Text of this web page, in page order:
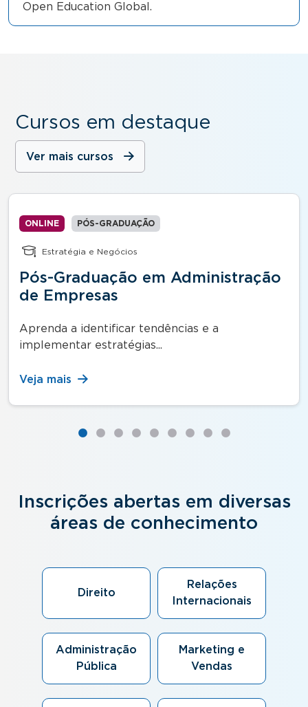
Open Education Global.
Cursos em destaque
Ver mais cursos
ONLINE PÓS-GRADUAÇÃO
Estratégia e Negócios
Pós-Graduação em Administração
de Empresas
Aprenda a identificar tendências e a
implementar estratégias...
Veja mais
Inscrições abertas em diversas
áreas de conhecimento
Direito
Relações
Internacionais
Administração
Pública
Marketing e
Vendas